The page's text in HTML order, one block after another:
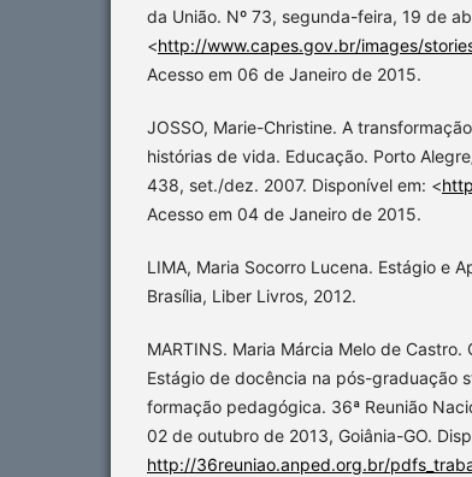
da União. Nº 73, segunda-feira, 19 de
<http://www.capes.gov.br/images/
Acesso em 06 de Janeiro de 2015.
JOSSO, Marie-Christine. A
histórias de vida. Educação. Porto
438, set./dez. 2007. Disponível em: <
Acesso em 04 de Janeiro de 2015.
LIMA, Maria Socorro Lucena. Estágio e
Brasília, Liber Livros, 2012.
MARTINS. Maria Márcia Melo de Castro.
Estágio de docência na pós-graduação
formação pedagógica. 36ª Reunião
02 de outubro de 2013, Goiânia-GO.
http://36reuniao.anped.org.br/